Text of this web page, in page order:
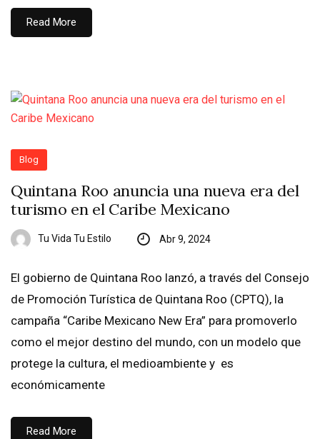
Read More
Blog
Quintana Roo anuncia una nueva era del
turismo en el Caribe Mexicano
Tu Vida Tu Estilo Abr 9, 2024
El gobierno de Quintana Roo lanzó, a través del Consejo
de Promoción Turística de Quintana Roo (CPTQ), la
campaña “Caribe Mexicano New Era” para promoverlo
como el mejor destino del mundo, con un modelo que
protege la cultura, el medioambiente y es
económicamente
Read More